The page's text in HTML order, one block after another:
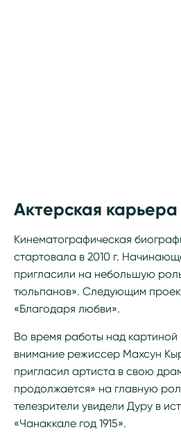
Актерская карьера
Кинематографическая
стартовала в 2010 г.
пригласили на небольшую
тюльпанов». Следующим
«Благодаря любви».
Во время работы над
внимание режиссер Махсун
пригласил артиста в свою
продолжается» на главную
телезрители увидели Дуру в
«Чанаккале год 1915».